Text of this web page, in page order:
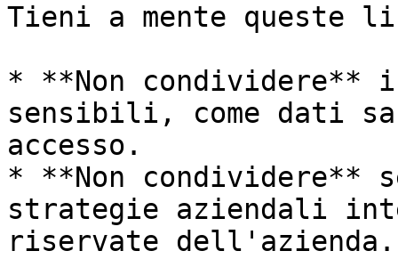
Tieni a mente queste
* **Non condividere**
sensibili, come dati
accesso.
* **Non condividere**
strategie aziendali
riservate dell'azienda.